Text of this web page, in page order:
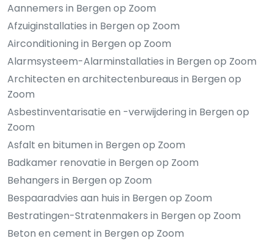
Aannemers in Bergen op Zoom
Afzuiginstallaties in Bergen op Zoom
Airconditioning in Bergen op Zoom
Alarmsysteem-Alarminstallaties in Bergen op Zoom
Architecten en architectenbureaus in Bergen op
Zoom
Asbestinventarisatie en -verwijdering in Bergen op
Zoom
Asfalt en bitumen in Bergen op Zoom
Badkamer renovatie in Bergen op Zoom
Behangers in Bergen op Zoom
Bespaaradvies aan huis in Bergen op Zoom
Bestratingen-Stratenmakers in Bergen op Zoom
Beton en cement in Bergen op Zoom